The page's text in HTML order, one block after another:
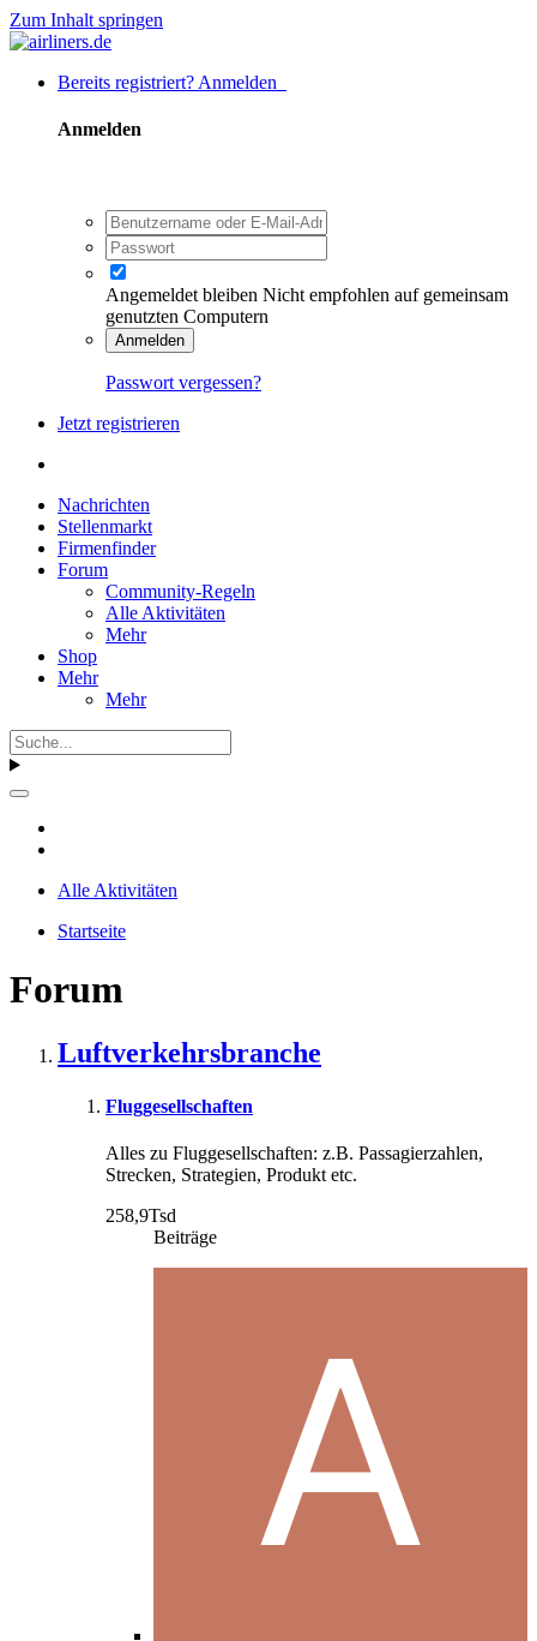
Zum Inhalt springen
Bereits registriert? Anmelden
Anmelden
Angemeldet bleiben Nicht empfohlen auf gemeinsam
genutzten Computern
Anmelden
Passwort vergessen?
Jetzt registrieren
Nachrichten
Stellenmarkt
Firmenfinder
Forum
Community-Regeln
Alle Aktivitäten
Mehr
Shop
Mehr
Mehr
Alle Aktivitäten
Startseite
Forum
Luftverkehrsbranche
Fluggesellschaften
Alles zu Fluggesellschaften: z.B. Passagierzahlen,
Strecken, Strategien, Produkt etc.
258,9Tsd
Beiträge